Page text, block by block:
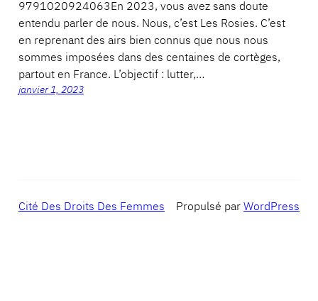
9791020924063En 2023, vous avez sans doute
entendu parler de nous. Nous, c’est Les Rosies. C’est
en reprenant des airs bien connus que nous nous
sommes imposées dans des centaines de cortèges,
partout en France. L’objectif : lutter,…
janvier 1, 2023
Cité Des Droits Des Femmes Propulsé parWordPress